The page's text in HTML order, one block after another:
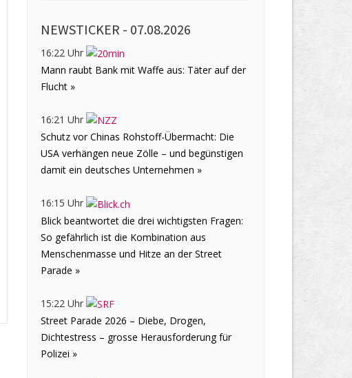
NEWSTICKER - 07.08.2026
16:22 Uhr
Mann raubt Bank mit Waffe aus: Täter auf der
Flucht »
16:21 Uhr
Schutz vor Chinas Rohstoff-Übermacht: Die
USA verhängen neue Zölle – und begünstigen
damit ein deutsches Unternehmen »
16:15 Uhr
Blick beantwortet die drei wichtigsten Fragen:
So gefährlich ist die Kombination aus
Menschenmasse und Hitze an der Street
Parade »
15:22 Uhr
Street Parade 2026 – Diebe, Drogen,
Dichtestress – grosse Herausforderung für
Polizei »